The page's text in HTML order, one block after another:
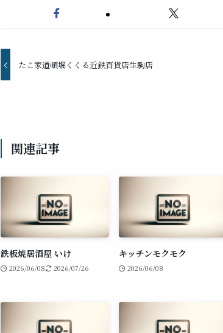
たこ家道頓堀くくる近鉄百貨店生駒店
関連記事
鉄板焼居酒屋 いけ
2026/06/08 2026/07/26
キッチンモクモク
2026/06/08